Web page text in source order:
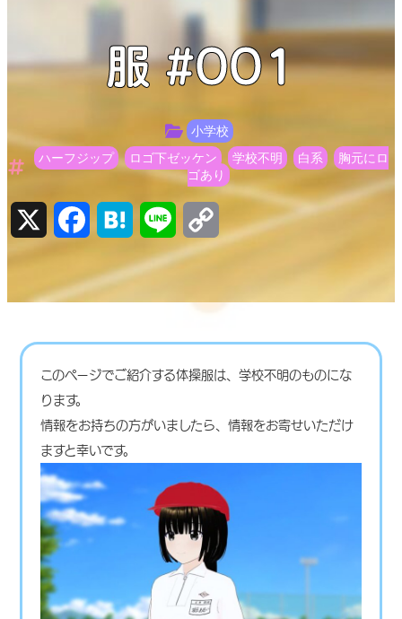
服 #001
小学校
ハーフジップ
ロゴ下ゼッケン 学校不明 白系
胸元にロ
ゴあり
FacebookHatena Line Copy
このページでご紹介する体操服は、学校不明のものにな
ります。
情報をお持ちの方がいましたら、情報をお寄せいただけ
ますと幸いです。